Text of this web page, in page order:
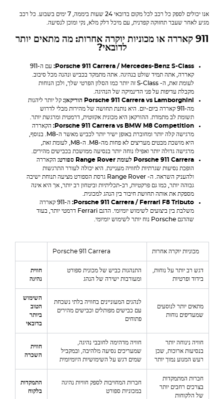
אנו יכולים לספק כל רכב לכל מקום בדובאי 24 שעות ביממה, 7 ימים בשבוע. כל רכב
מגיע לאחר שעבר תחזוקה קפדנית, עם מיכל דלק מלא, נקי ומוכן לנסיעה.
911 קאררה או מכוניות יוקרה אחרות: מה מתאים יותר
לדובאי?
Porsche 911 Carrera / Mercedes-Benz S-Class
:
עם ה-911
קאררה, אתה תמיד שולט בנהיגה. אתה מתמקד בכביש ונהנה מכל סיבוב.
לעומת זאת, ה- S-Class זה יותר כמו הסלון הפרטי שלך, ולכן הנוחות
מקבלת עדיפות על פני הדינמיקה של הנהיגה.
Porsche 911 Carrera vs Lamborghini הוריקאן: קל יותר ליהנות
מה-911 קאררה ביום-יום. היא נותנת תחושה של מהירות מבלי לדרוש
תשומת לב מתמדת. ההורקאן היא מכונית אקזוטית, דרמטית ומרגשת יותר.
Porsche 911 Carrera vs BMW M8 Competition
: הקאררה
מרגישה קלה יותר ומחוברת באופן ישיר יותר לכביש מאשר ה-M8. בנוסף,
היא מושכת מבטים מעריצים לא פחות מה-M8. ה-M8, לעומת זאת,
מרגישה גדולה יותר ואפילו נוחה יותר בנסיעה ממושכת בכבישים מהירים.
Porsche 911 Carrera לעומת Range Rover ספורט: הקאררה
הופכת נסיעות שגרתיות לחוויה מעניינת. היא יכולה לעורר התרגשות
ולהעניק השראה. ה- Range Rover גרסת הספורט מציעה תנוחת ישיבה
גבוהה יותר, כמו גם פרקטיות, רב-תכליתיות וביטחון רב יותר, אך היא אינה
מספקת את אותה תחושת חיבור בין הנהג למכונית.
Porsche 911 Carrera / Ferrari F8 Tributo
:
ה-911 קאררה
משלבת בין ביצועים לשימוש יומיומי. הדגם Ferrari דרמטי יותר, בעוד
שהדגם Porsche נוח יותר לשימוש יומיומי.
Porsche 911 Carrera מכוניות יוקרה אחרות
חווית
נהיגה
התנהגות כביש של מכונית ספורט
ומעורבות ישירה של הנהג
דגש רב יותר על נוחות,
בידוד ופרטיות
השימוש
הטוב
ביותר
בדובאי
לנהגים המעוניינים בחוויה בלתי נשכחת
עם כבישים מפותלים וכבישים מהירים
פתוחים
מתאים יותר לנוסעים
שמעדיפים נוחות
חווית
השכרה
חוויה מדהימה לחובבי נהיגה,
שמעריכים נסיעה מלהיבה, ובמקביל
שמים דגש על השימושיות היומיומית
חוויה נינוחה יותר
בנסיעות ארוכות, שכן
רעש המנוע נמוך יותר
התמקדות
בלקוח
חברות המחויבות לספק חוויות נהיגה
במכוניות ספורט
חברות המתמקדות
בצרכים רחבים יותר
של הלקוחות